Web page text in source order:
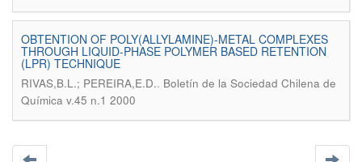
OBTENTION OF POLY(ALLYLAMINE)-METAL COMPLEXES
THROUGH LIQUID-PHASE POLYMER BASED RETENTION
(LPR) TECHNIQUE
RIVAS,B.L.; PEREIRA,E.D.. Boletín de la Sociedad Chilena de
Química v.45 n.1 2000